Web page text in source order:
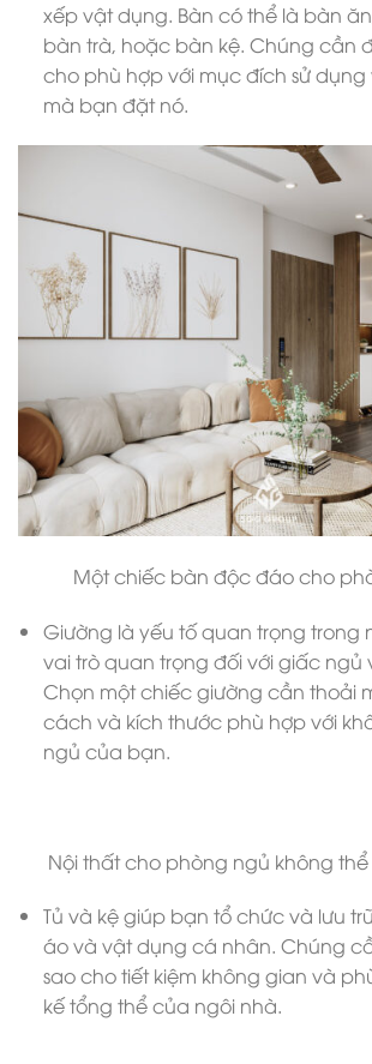
xếp vật dụng. Bàn có thể là bàn
bàn trà, hoặc bàn kệ. Chúng cần
cho phù hợp với mục đích sử
mà bạn đặt nó.
Một chiếc bàn độc đáo cho
Giường là yếu tố quan trọng trong
vai trò quan trọng đối với giấc ngủ
Chọn một chiếc giường cần thoải
cách và kích thước phù hợp với
ngủ của bạn.
Nội thất cho phòng ngủ không
Tủ và kệ giúp bạn tổ chức và lưu
áo và vật dụng cá nhân. Chúng
sao cho tiết kiệm không gian và
kế tổng thể của ngôi nhà.